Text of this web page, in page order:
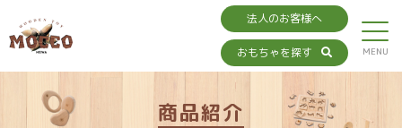
法人のお客様へ
おもちゃを探す
商品紹介